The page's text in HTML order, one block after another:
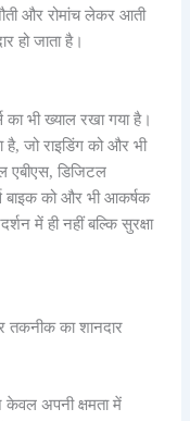
और रोमांच लेकर आती
हो जाता है।
का भी ख्याल रखा गया है।
है, जो राइडिंग को और भी
एबीएस, डिजिटल
को और भी आकर्षक
में ही नहीं बल्कि सुरक्षा
अपनी क्षमता में